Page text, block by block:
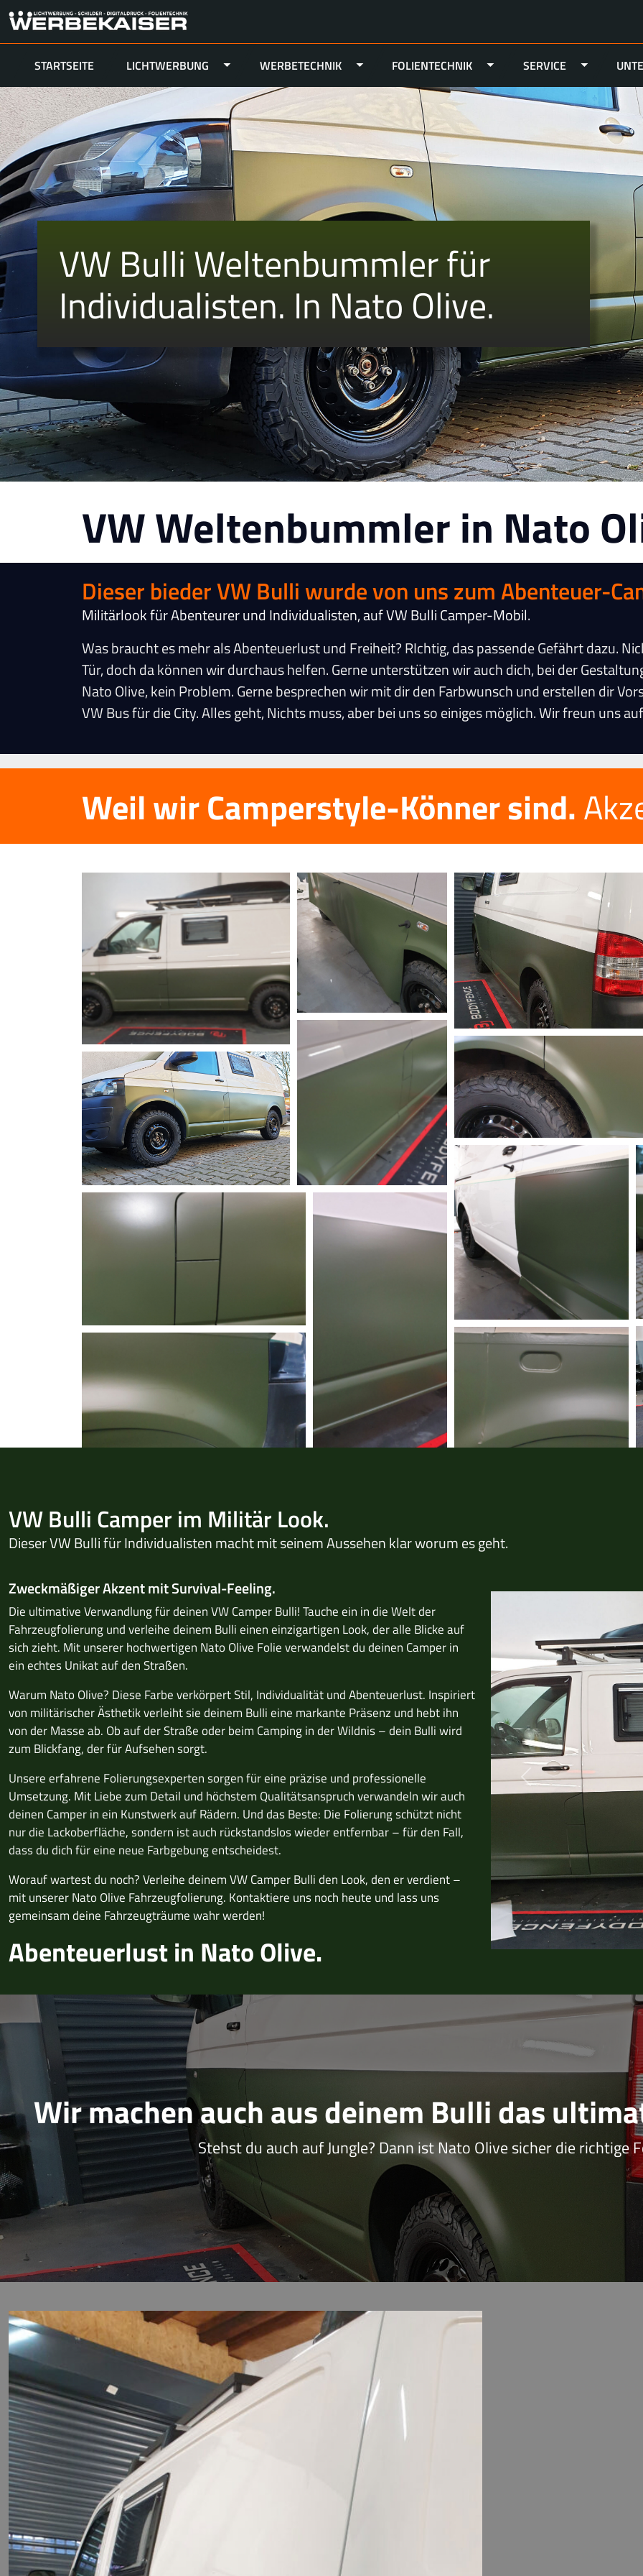
STARTSEITE LICHTWERBUNG WERBETECHNIK FOLIENTECHNIK SERVICE
Skip
to
content
VW Bulli Weltenbummler für
Individualisten. In Nato Olive.
VW Weltenbummler in Nato
Dieser bieder VW Bulli wurde von uns zum Abenteuer-
Militärlook für Abenteurer und Individualisten, auf VW Bulli Camper-Mobil.
Was braucht es mehr als Abenteuerlust und Freiheit? RIchtig, das passende Gefährt dazu.
Tür, doch da können wir durchaus helfen. Gerne unterstützen wir auch dich, bei der
Nato Olive, kein Problem. Gerne besprechen wir mit dir den Farbwunsch und erstellen dir
VW Bus für die City. Alles geht, Nichts muss, aber bei uns so einiges möglich. Wir freun uns
Weil wir Camperstyle-Könner sind.
VW Bulli Camper im Militär Look.
Dieser VW Bulli für Individualisten macht mit seinem Aussehen klar worum es geht.
Zweckmäßiger Akzent mit Survival-Feeling.
Die ultimative Verwandlung für deinen VW Camper Bulli! Tauche ein in die Welt der
Fahrzeugfolierung und verleihe deinem Bulli einen einzigartigen Look, der alle Blicke auf
sich zieht. Mit unserer hochwertigen Nato Olive Folie verwandelst du deinen Camper in
ein echtes Unikat auf den Straßen.
Warum Nato Olive? Diese Farbe verkörpert Stil, Individualität und Abenteuerlust. Inspiriert
von militärischer Ästhetik verleiht sie deinem Bulli eine markante Präsenz und hebt ihn
von der Masse ab. Ob auf der Straße oder beim Camping in der Wildnis – dein Bulli wird
zum Blickfang, der für Aufsehen sorgt.
Unsere erfahrene Folierungsexperten sorgen für eine präzise und professionelle
Umsetzung. Mit Liebe zum Detail und höchstem Qualitätsanspruch verwandeln wir auch
deinen Camper in ein Kunstwerk auf Rädern. Und das Beste: Die Folierung schützt nicht
nur die Lackoberfläche, sondern ist auch rückstandslos wieder entfernbar – für den Fall,
dass du dich für eine neue Farbgebung entscheidest.
Worauf wartest du noch? Verleihe deinem VW Camper Bulli den Look, den er verdient –
mit unserer Nato Olive Fahrzeugfolierung. Kontaktiere uns noch heute und lass uns
gemeinsam deine Fahrzeugträume wahr werden!
Abenteuerlust in Nato Olive.
Previous
Wir machen auch aus deinem Bulli das
Stehst du auch auf Jungle? Dann ist Nato Olive sicher die richtige